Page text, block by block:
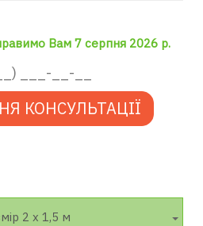
Вам 7 серпня 2026 р.
КОНСУЛЬТАЦІЇ
2 х 1,5 м